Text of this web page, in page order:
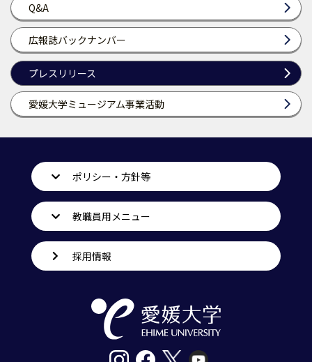
Q&A
広報誌バックナンバー
プレスリリース
愛媛大学ミュージアム事業活動
ポリシー・方針等
教職員用メニュー
採用情報